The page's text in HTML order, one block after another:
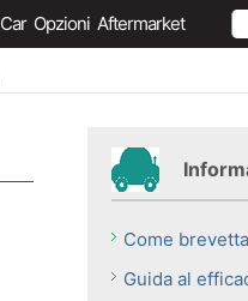
Car Opzioni Aftermarket
Come
Guida al